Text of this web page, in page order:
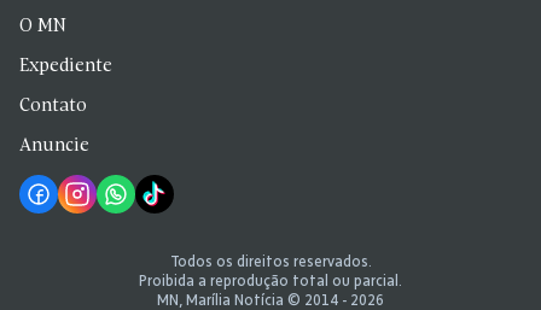
O MN
Expediente
Contato
Anuncie
Todos os direitos reservados.
Proibida a reprodução total ou parcial.
MN, Marília Notícia © 2014 - 2026